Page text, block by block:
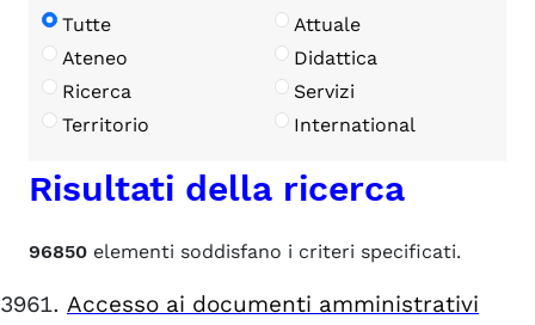
Tutte
Attuale
Ateneo
Didattica
Ricerca
Servizi
Territorio
International
Risultati della ricerca
96850 elementi soddisfano i criteri specificati.
Accesso ai documenti amministrativi